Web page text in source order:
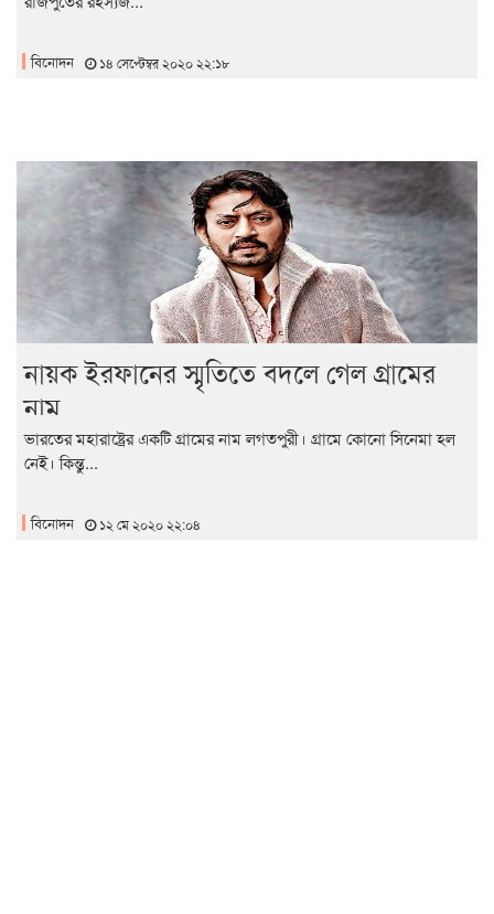
বিনোদন ১৪ সেপ্টেম্বর ২০২০ ২২:১৮
নায়ক ইরফানের স্মৃতিতে বদলে গেল গ্রামের
নাম
ভারতের মহারাষ্ট্রের একটি গ্রামের নাম লগতপুরী। গ্রামে কোনো সিনেমা হল
নেই। কিন্তু...
বিনোদন ১২ মে ২০২০ ২২:০৪